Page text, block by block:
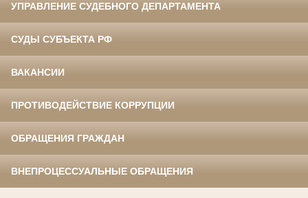
УПРАВЛЕНИЕ СУДЕБНОГО ДЕПАРТАМЕНТА
СУДЫ СУБЪЕКТА РФ
ВАКАНСИИ
ПРОТИВОДЕЙСТВИЕ КОРРУПЦИИ
ОБРАЩЕНИЯ ГРАЖДАН
ВНЕПРОЦЕССУАЛЬНЫЕ ОБРАЩЕНИЯ